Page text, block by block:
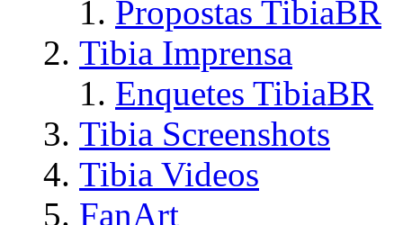
Propostas TibiaBR
Tibia Imprensa
Enquetes TibiaBR
Tibia Screenshots
Tibia Videos
FanArt